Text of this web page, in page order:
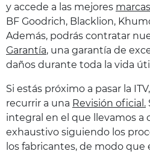
y accede a las mejores
BF Goodrich, Blacklion,
Además, podrás contratar
Garantía, una garantía de
daños durante toda la vida
Si estás próximo a pasar la
recurrir a una Revisión oficial.
integral en el que llevamos a
exhaustivo siguiendo los
los fabricantes, de modo que